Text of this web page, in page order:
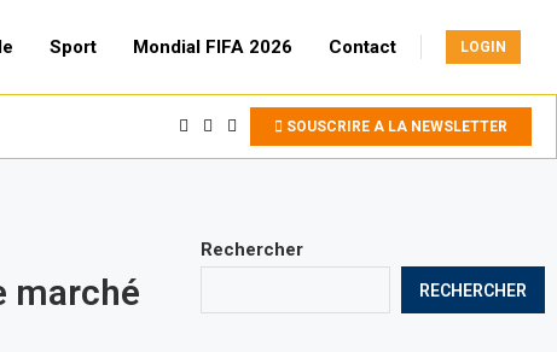
Sport Mondial FIFA 2026 Contact LOGIN
SOUSCRIRE A LA NEWSLETTER
marché
Rechercher
RECHERCHER